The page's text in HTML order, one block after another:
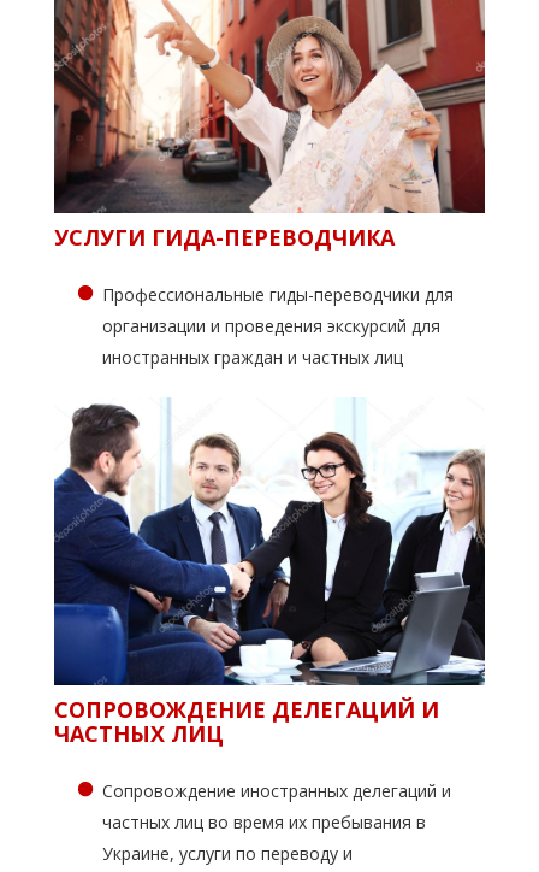
УСЛУГИ ГИДА-ПЕРЕВОДЧИКА
Профессиональные гиды-переводчики для
организации и проведения экскурсий для
иностранных граждан и частных лиц
СОПРОВОЖДЕНИЕ ДЕЛЕГАЦИЙ И
ЧАСТНЫХ ЛИЦ
Сопровождение иностранных делегаций и
частных лиц во время их пребывания в
Украине, услуги по переводу и